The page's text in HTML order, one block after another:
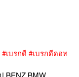
#เบรกดี #เบรกดีดอท